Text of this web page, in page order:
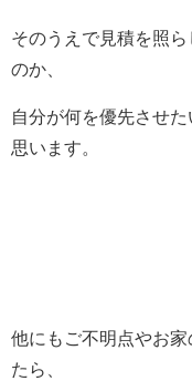
そのうえで見積を照
のか、
自分が何を優先させ
思います。
他にもご不明点やお
たら、